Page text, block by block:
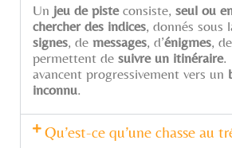
Un jeu de pisteconsiste, seul ou
chercher des indices, donnés sous
signes, de messages, d’énigmes, de
permettent de suivre un itinéraire.
avancent progressivement vers un
inconnu.
Qu’est-ce qu’une chasse au